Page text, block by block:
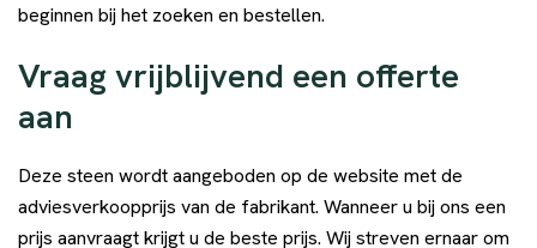
beginnen bij het zoeken en bestellen.
Vraag vrijblijvend een offerte
aan
Deze steen wordt aangeboden op de website met de
adviesverkoopprijs van de fabrikant. Wanneer u bij ons een
prijs aanvraagt krijgt u de beste prijs. Wij streven ernaar om